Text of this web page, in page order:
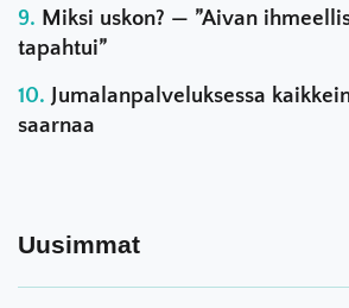
Miksi uskon? — ”Aivan
tapahtui”
Jumalanpalveluksessa
saarnaa
Uusimmat